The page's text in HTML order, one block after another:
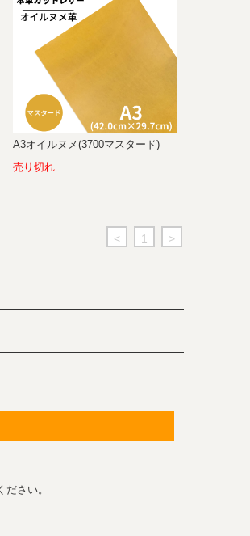
A3オイルヌメ(3700マスタード)
売り切れ
< 1 >
ださい。